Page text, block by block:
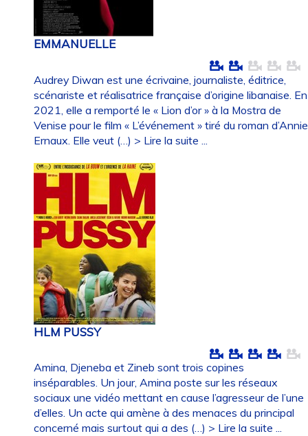
EMMANUELLE
Audrey Diwan est une écrivaine, journaliste, éditrice,
scénariste et réalisatrice française d’origine libanaise. En
2021, elle a remporté le « Lion d’or » à la Mostra de
Venise pour le film « L’événement » tiré du roman d’Annie
Ernaux. Elle veut (…) > Lire la suite ...
HLM PUSSY
Amina, Djeneba et Zineb sont trois copines
inséparables. Un jour, Amina poste sur les réseaux
sociaux une vidéo mettant en cause l’agresseur de l’une
d’elles. Un acte qui amène à des menaces du principal
concerné mais surtout qui a des (…) > Lire la suite ...